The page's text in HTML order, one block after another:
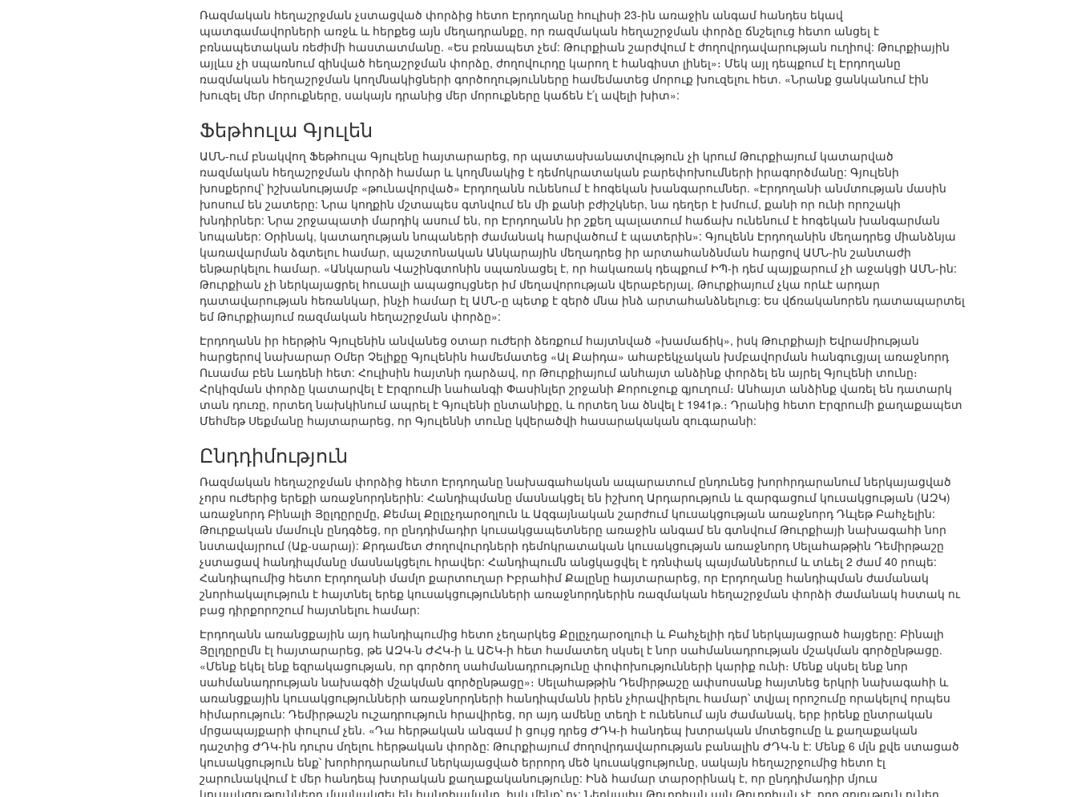
Ռազմական հեղաշրջման չստացված փորձից հետո Էրդողանը հուլիսի 23-ին առաջին անգամ հանդես եկավ
պատգամավորների առջև և հերքեց այն մեղադրանքը, որ ռազմական հեղաշրջման փորձը ճնշելուց հետո անցել է
բռնապետական ռեժիմի հաստատմանը. «Ես բռնապետ չեմ: Թուրքիան շարժվում է ժողովրդավարության ուղիով: Թուրքիային
այլևս չի սպառնում զինված հեղաշրջման փորձը, ժողովուրդը կարող է հանգիստ լինել»։ Մեկ այլ դեպքում էլ Էրդողանը
ռազմական հեղաշրջման կողմնակիցների գործողությունները համեմատեց մորուք խուզելու հետ. «Նրանք ցանկանում էին
խուզել մեր մորուքները, սակայն դրանից մեր մորուքները կաճեն է՛լ ավելի խիտ»:
Ֆեթհուլա Գյուլեն
ԱՄՆ-ում բնակվող Ֆեթհուլա Գյուլենը հայտարարեց, որ պատասխանատվություն չի կրում Թուրքիայում կատարված
ռազմական հեղաշրջման փորձի համար և կողմնակից է դեմոկրատական բարեփոխումների իրագործմանը: Գյուլենի
խոսքերով՝ իշխանությամբ «թունավորված» Էրդողանն ունենում է հոգեկան խանգարումներ. «Էրդողանի անմտության մասին
խոսում են շատերը: Նրա կողքին մշտապես գտնվում են մի քանի բժիշկներ, նա դեղեր է խմում, քանի որ ունի որոշակի
խնդիրներ: Նրա շրջապատի մարդիկ ասում են, որ Էրդողանն իր շքեղ պալատում հաճախ ունենում է հոգեկան խանգարման
նոպաներ: Օրինակ, կատաղության նոպաների ժամանակ հարվածում է պատերին»: Գյուլենն Էրդողանին մեղադրեց միանձնյա
կառավարման ձգտելու համար, պաշտոնական Անկարային մեղադրեց իր արտահանձնման հարցով ԱՄՆ-ին շանտաժի
ենթարկելու համար. «Անկարան Վաշինգտոնին սպառնացել է, որ հակառակ դեպքում ԻՊ-ի դեմ պայքարում չի աջակցի ԱՄՆ-ին:
Թուրքիան չի ներկայացրել հուսալի ապացույցներ իմ մեղավորության վերաբերյալ, Թուրքիայում չկա որևէ արդար
դատավարության հեռանկար, ինչի համար էլ ԱՄՆ-ը պետք է զերծ մնա ինձ արտահանձնելուց: Ես վճռականորեն դատապարտել
եմ Թուրքիայում ռազմական հեղաշրջման փորձը»:
Էրդողանն իր հերթին Գյուլենին անվանեց օտար ուժերի ձեռքում հայտնված «խամաճիկ», իսկ Թուրքիայի Եվրամիության
հարցերով նախարար Օմեր Չելիքը Գյուլենին համեմատեց «Ալ Քաիդա» ահաբեկչական խմբավորման հանգուցյալ առաջնորդ
Ուսամա բեն Լադենի հետ: Հուլիսին հայտնի դարձավ, որ Թուրքիայում անհայտ անձինք փորձել են այրել Գյուլենի տունը։
Հրկիզման փորձը կատարվել է Էրզրումի նահանգի Փասինլեր շրջանի Քորուջուք գյուղում։ Անհայտ անձինք վառել են դատարկ
տան դուռը, որտեղ նախկինում ապրել է Գյուլենի ընտանիքը, և որտեղ նա ծնվել է 1941թ.։ Դրանից հետո Էրզրումի քաղաքապետ
Մեհմեթ Սեքմանը հայտարարեց, որ Գյուլեննի տունը կվերածվի հասարակական զուգարանի:
Ընդդիմություն
Ռազմական հեղաշրջման փորձից հետո Էրդողանը նախագահական ապարատում ընդունեց խորհրդարանում ներկայացված
չորս ուժերից երեքի առաջնորդներին: Հանդիպմանը մասնակցել են իշխող Արդարություն և զարգացում կուսակցության (ԱԶԿ)
առաջնորդ Բինալի Յըլդըրըմը, Քեմալ Քըլըչդարօղլուն և Ազգայնական շարժում կուսակցության առաջնորդ Դևլեթ Բահչելին:
Թուրքական մամուլն ընդգծեց, որ ընդդիմադիր կուսակցապետները առաջին անգամ են գտնվում Թուրքիայի նախագահի նոր
նստավայրում (Աք-սարայ): Քրդամետ Ժողովուրդների դեմոկրատական կուսակցության առաջնորդ Սելահաթթին Դեմիրթաշը
չստացավ հանդիպմանը մասնակցելու հրավեր: Հանդիպումն անցկացվել է դռնփակ պայմաններում և տևել 2 ժամ 40 րոպե:
Հանդիպումից հետո Էրդողանի մամլո քարտուղար Իբրահիմ Քալընը հայտարարեց, որ Էրդողանը հանդիպման ժամանակ
շնորհակալություն է հայտնել երեք կուսակցությունների առաջնորդներին ռազմական հեղաշրջման փորձի ժամանակ հստակ ու
բաց դիրքորոշում հայտնելու համար:
Էրդողանն առանցքային այդ հանդիպումից հետո չեղարկեց Քըլըչդարօղլուի և Բահչելիի դեմ ներկայացրած հայցերը: Բինալի
Յըլդըրըմն էլ հայտարարեց, թե ԱԶԿ-ն ԺՀԿ-ի և ԱՇԿ-ի հետ համատեղ սկսել է նոր սահմանադրության մշակման գործընթացը.
«Մենք եկել ենք եզրակացության, որ գործող սահմանադրությունը փոփոխությունների կարիք ունի։ Մենք սկսել ենք նոր
սահմանադրության նախագծի մշակման գործընթացը»։ Սելահաթթին Դեմիրթաշը ափսոսանք հայտնեց երկրի նախագահի և
առանցքային կուսակցությունների առաջնորդների հանդիպմանն իրեն չհրավիրելու համար՝ տվյալ որոշումը որակելով որպես
հիմարություն: Դեմիրթաշն ուշադրություն հրավիրեց, որ այդ ամենը տեղի է ունենում այն ժամանակ, երբ իրենք ընտրական
մրցապայքարի փուլում չեն. «Դա հերթական անգամ ի ցույց դրեց ԺԴԿ-ի հանդեպ խտրական մոտեցումը և քաղաքական
դաշտից ԺԴԿ-ին դուրս մղելու հերթական փորձը: Թուրքիայում ժողովրդավարության բանալին ԺԴԿ-ն է: Մենք 6 մլն քվե ստացած
կուսակցություն ենք՝ խորհրդարանում ներկայացված երրորդ մեծ կուսակցությունը, սակայն հեղաշրջումից հետո էլ
շարունակվում է մեր հանդեպ խտրական քաղաքականությունը: Ինձ համար տարօրինակ է, որ ընդդիմադիր մյուս